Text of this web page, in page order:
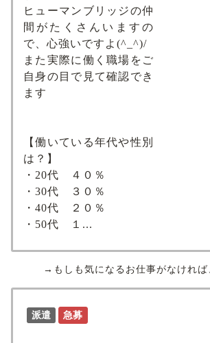
ヒューマンブリッジの仲
間がたくさんいますの
で、心強いですよ(^_^)/
また実際に働く職場をご
自身の目で見て確認でき
ます
【働いている年代や性別
は？】
・20代 ４０％
・30代 ３０％
・40代 ２０％
・50代 １...
→もしも気になるお仕事がなければ
派遣 急募